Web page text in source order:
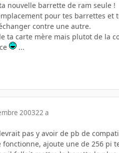
nouvelle barrette de ram seule !
pour tes barrettes et
contre une autre.
ta carte mère mais plutot de la
...
200322 a
pas y avoir de pb de
ajoute une de 256 pi